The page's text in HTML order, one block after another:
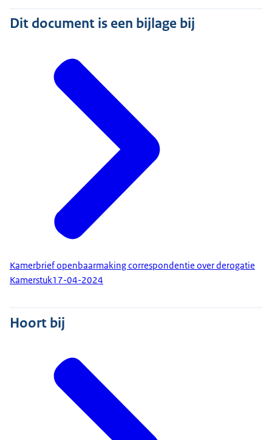
Dit document is een bijlage bij
Kamerbrief openbaarmaking correspondentie over derogatie
Kamerstuk17-04-2024
Hoort bij